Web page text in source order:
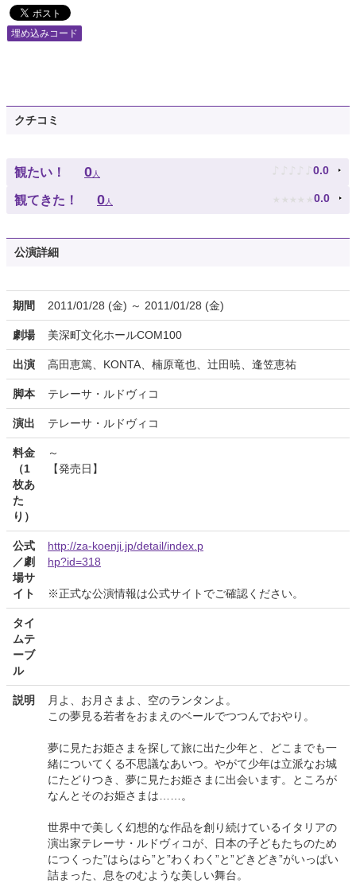
埋め込みコード
クチコミ
観たい！ 0人 ♪ ♪ ♪ ♪ ♪ 0.0
観てきた！ 0人 ★ ★ ★ ★ ★ 0.0
公演詳細
期間 2011/01/28 (金) ～ 2011/01/28 (金)
劇場 美深町文化ホールCOM100
出演 高田恵篤、KONTA、楠原竜也、辻田暁、逢笠恵祐
脚本 テレーサ・ルドヴィコ
演出 テレーサ・ルドヴィコ
料金
（1
枚あ
た
り）
～
【発売日】
公式
／劇
場サ
イト
http://za-koenji.jp/detail/index.p
hp?id=318
※正式な公演情報は公式サイトでご確認ください。
タイ
ムテ
ーブ
ル
説明
月よ、お月さまよ、空のランタンよ。
この夢見る若者をおまえのベールでつつんでおやり。
夢に見たお姫さまを探して旅に出た少年と、どこまでも一
緒についてくる不思議なあいつ。やがて少年は立派なお城
にたどりつき、夢に見たお姫さまに出会います。ところが
なんとそのお姫さまは……。
世界中で美しく幻想的な作品を創り続けているイタリアの
演出家テレーサ・ルドヴィコが、日本の子どもたちのため
につくった”はらはら”と”わくわく”と”どきどき”がいっぱい
詰まった、息をのむような美しい舞台。